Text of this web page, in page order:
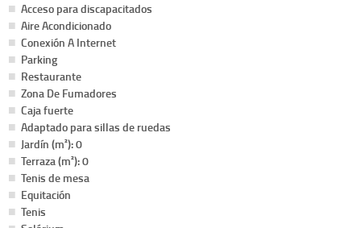
Acceso para discapacitados
Aire Acondicionado
Conexión A Internet
Parking
Restaurante
Zona De Fumadores
Caja fuerte
Adaptado para sillas de ruedas
Jardín (m²): 0
Terraza (m²): 0
Tenis de mesa
Equitación
Tenis